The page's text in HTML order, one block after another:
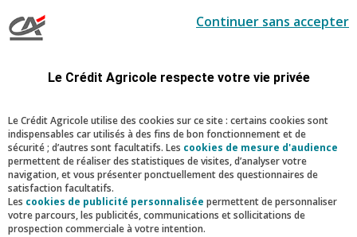
Pro-Expert Immo
Création d'entreprise
télésurveillance
Facebook
Instagram
Linkedin
Youtube
Nous contacter
Le Crédit Agricole respecte votre vie privée
Le Crédit Agricole utilise des cookies sur ce site : certains cookies sont
indispensables car utilisés à des fins de bon fonctionnement et de
sécurité ; d’autres sont facultatifs. Les cookies de mesure d'audience
permettent de réaliser des statistiques de visites, d’analyser votre
navigation, et vous présenter ponctuellement des questionnaires de
satisfaction facultatifs.
Les cookies de publicité personnalisée permettent de personnaliser
votre parcours, les publicités, communications et sollicitations de
prospection commerciale à votre intention.
Continuer sans accepter